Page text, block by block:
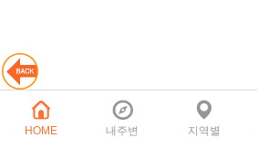
HOME 내주변 지역별